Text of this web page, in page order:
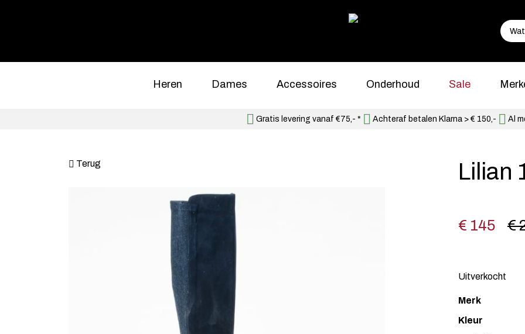
Heren Dames Accessoires Onderhoud Sale
Gratis levering vanaf €75,- * Achteraf betalen Klarna > € 150,- Al
Terug Lilian
€
€ 145
Uitverkocht
Merk
Kleur